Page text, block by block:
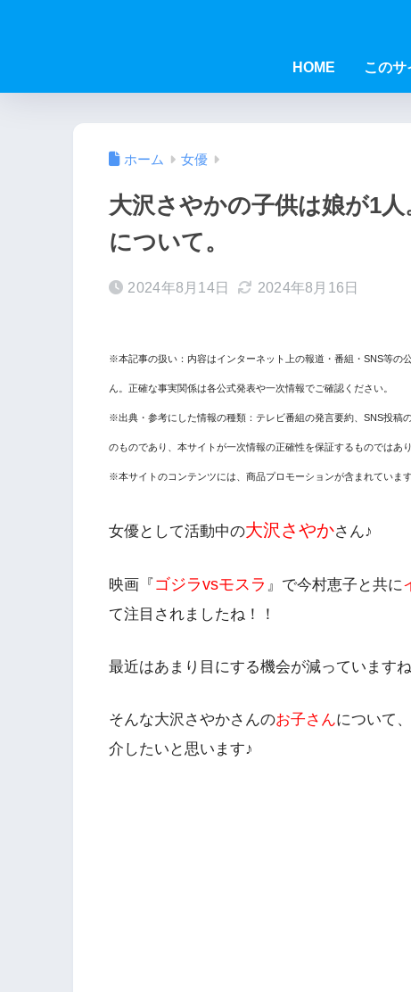
HOME このサ
ホーム 女優
大沢さやかの子供は娘が1
について。
2024年8月14日 2024年8月16日
※本記事の扱い：内容はインターネット上の報道・番組・SNS等の
ん。正確な事実関係は各公式発表や一次情報でご確認ください。
※出典・参考にした情報の種類：テレビ番組の発言要約、SNS投稿
のものであり、本サイトが一次情報の正確性を保証するものではあり
※本サイトのコンテンツには、商品プロモーションが含まれています
女優として活動中の大沢さやかさん♪
映画 『 ゴジラvsモスラ 』 で今村恵子と共に
て注目されましたね！！
最近はあまり目にする機会が減っていますね
そんな大沢さやかさんのお子さんについて、
介したいと思います♪